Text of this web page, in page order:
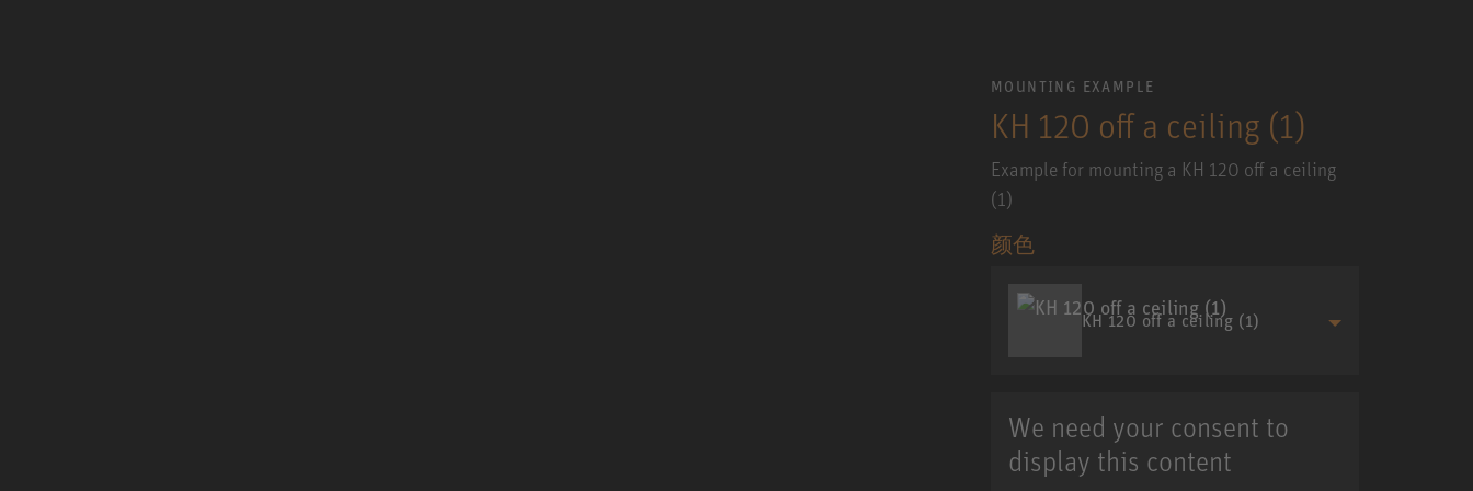
MOUNTING EXAMPLE
KH 120 off a ceiling (1)
Example for mounting a KH 120 off a ceiling
(1)
颜色
KH 120 off a ceiling (1)
We need your consent to
display this content